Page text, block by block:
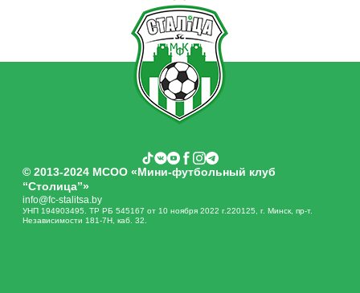
© 2013-2024 МСОО «Мини-футбольный клуб
“Столица”»
info@fc-stalitsa.by
УНП 194903495. ТР РБ 545167 от 10 ноября 2022 г.220125, г. Минск, пр-т.
Независимости 181-7Н, каб. 32.